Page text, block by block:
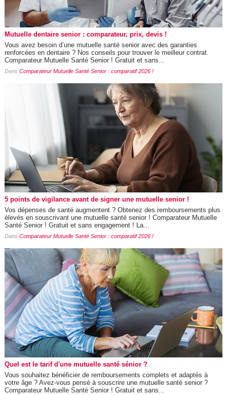
Mutuelle dentaire senior : comparateur, prix, devis !
Vous avez besoin d’une mutuelle santé senior avec des garanties
renforcées en dentaire ? Nos conseils pour trouver le meilleur contrat.
Comparateur Mutuelle Santé Senior ! Gratuit et sans...
Dans Comparateur Mutuelle Santé Senior : comparatif 2026 !
5 points de vigilance avant de signer une mutuelle senior !
Vos dépenses de santé augmentent ? Obtenez des remboursements plus
élevés en souscrivant une mutuelle santé senior ! Comparateur Mutuelle
Santé Senior ! Gratuit et sans engagement ! La...
Dans Comparateur Mutuelle Santé Senior : comparatif 2026 !
Quel est le tarif d'une mutuelle santé sénior ?
Vous souhaitez bénéficier de remboursements complets et adaptés à
votre âge ? Avez-vous pensé à souscrire une mutuelle santé senior ?
Comparateur Mutuelle Santé Senior ! Gratuit et sans...